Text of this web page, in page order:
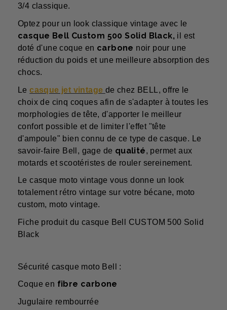
3/4 classique.
Optez pour un look classique vintage avec le
casque Bell Custom 500 Solid Black, il est
doté d'une coque en carbone noir pour une
réduction du poids et une meilleure absorption des
chocs.
Lecasque jet vintage de chez BELL, offre le
choix de cinq coques afin de s'adapter à toutes les
morphologies de tête, d'apporter le meilleur
confort possible et de limiter l'effet "tête
d'ampoule" bien connu de ce type de casque. Le
savoir-faire Bell, gage de qualité, permet aux
motards et scootéristes de rouler sereinement.
Le casque moto vintage vous donne un look
totalement rétro vintage sur votre bécane, moto
custom, moto vintage.
Fiche produit du casque Bell
CUSTOM 500 Solid
Black
Sécurité casque moto Bell :
Coque en fibre carbone
Jugulaire rembourrée